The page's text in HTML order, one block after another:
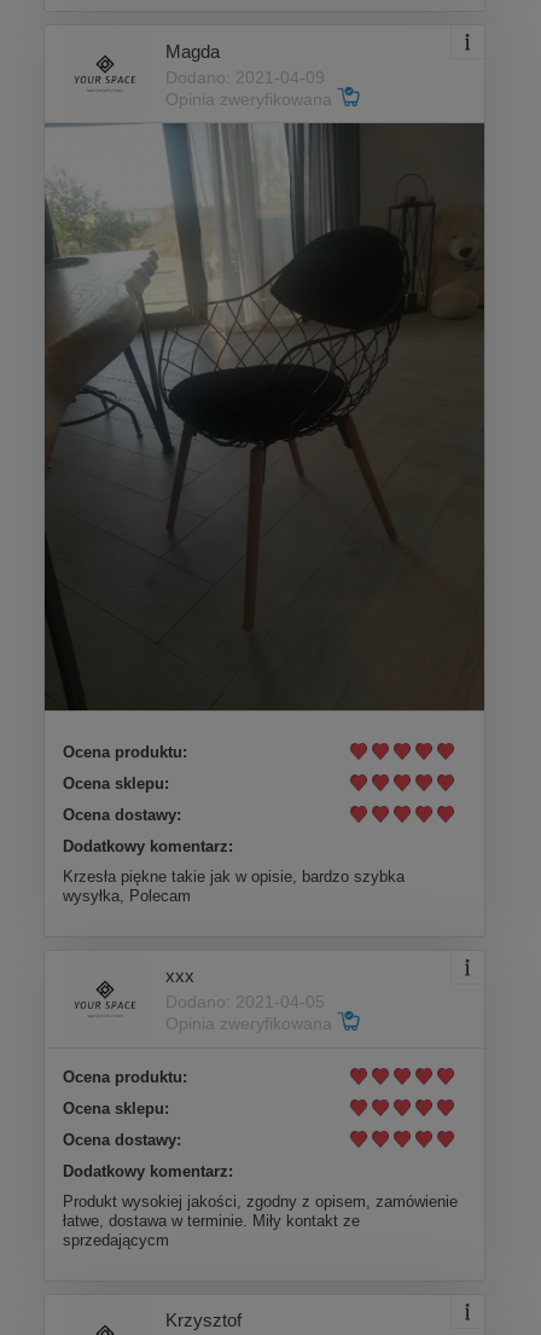
Magda
Dodano: 2021-04-09
Opinia zweryfikowana
Ocena produktu:
Ocena sklepu:
Ocena dostawy:
Dodatkowy komentarz:
Krzesła piękne takie jak w opisie, bardzo szybka
wysyłka, Polecam
xxx
Dodano: 2021-04-05
Opinia zweryfikowana
Ocena produktu:
Ocena sklepu:
Ocena dostawy:
Dodatkowy komentarz:
Produkt wysokiej jakości, zgodny z opisem, zamówienie
łatwe, dostawa w terminie. Miły kontakt ze
sprzedającycm
Krzysztof